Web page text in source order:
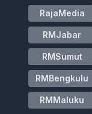
RajaMedia
RMJabar
RMSumut
RMBengkulu
RMMaluku